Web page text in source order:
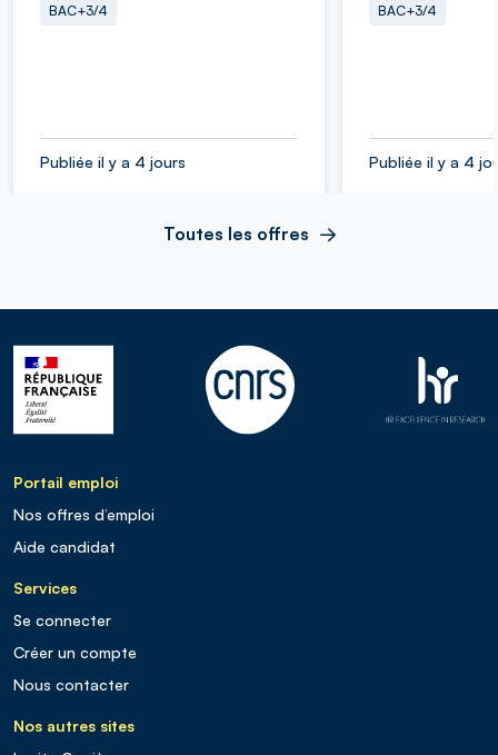
BAC+3/4
Publiée il y a 4 jours
BAC+3/4
Publiée il y a 4
Toutes les offres
Portail emploi
Nos offres d’emploi
Aide candidat
Services
Se connecter
Créer un compte
Nous contacter
Nos autres sites